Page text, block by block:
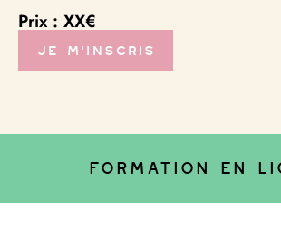
Prix : XX€
Je m'inscris
formation en